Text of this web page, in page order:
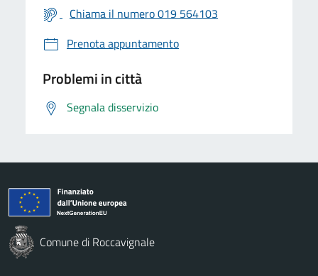
Chiama il numero 019 564103
Prenota appuntamento
Problemi in città
Segnala disservizio
Comune di Roccavignale